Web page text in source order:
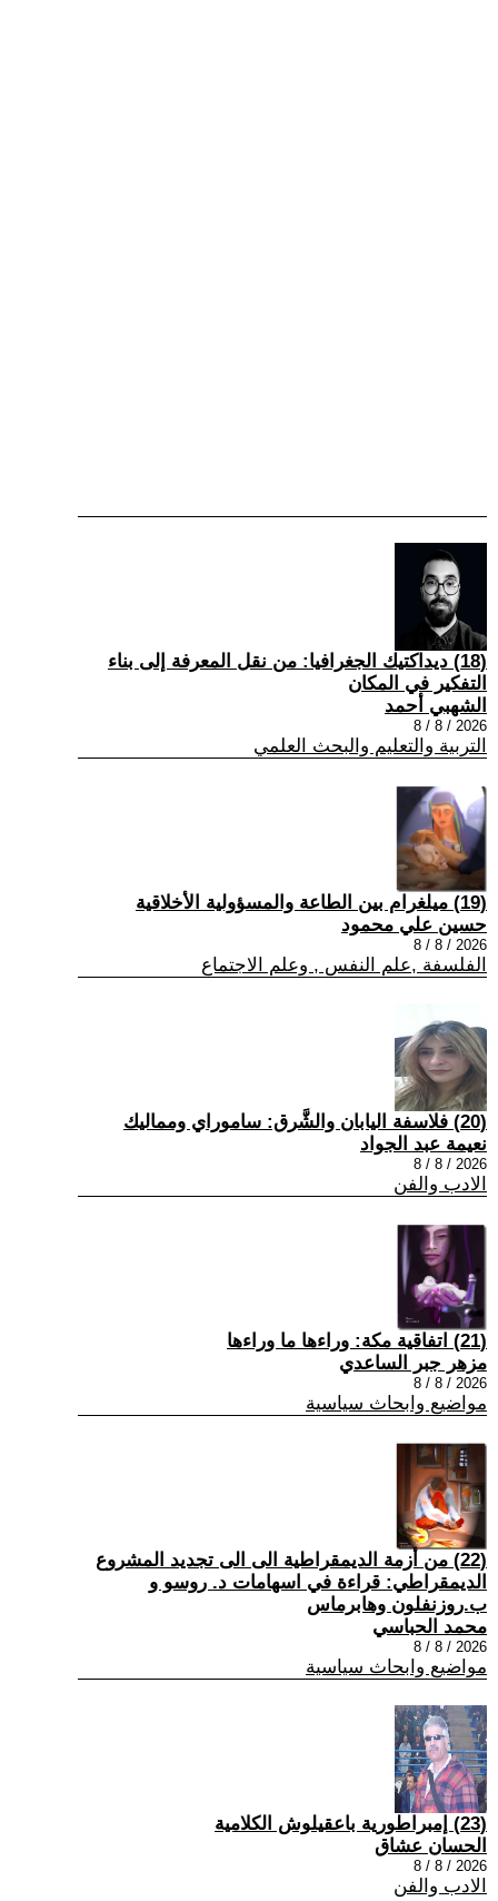
(18) ديداكتيك الجغرافيا: من نقل المعرفة إلى بناء
التفكير في المكان
الشهبي أحمد
2026 / 8 / 8
التربية والتعليم والبحث العلمي
(19) ميلغرام بين الطاعة والمسؤولية الأخلاقية
حسين علي محمود
2026 / 8 / 8
الفلسفة ,علم النفس , وعلم الاجتماع
(20) فلاسفة اليابان والشَّرق: ساموراي ومماليك
نعيمة عبد الجواد
2026 / 8 / 8
الادب والفن
(21) اتفاقية مكة: وراءها ما وراءها
مزهر جبر الساعدي
2026 / 8 / 8
مواضيع وابحاث سياسية
(22) من أزمة الديمقراطية الى الى تجديد المشروع
الديمقراطي: قراءة في اسهامات د. روسو و
ب.روزنفلون وهابرماس
محمد الحباسي
2026 / 8 / 8
مواضيع وابحاث سياسية
(23) إمبراطورية باعقيلوش الكلامية
الحسان عشاق
2026 / 8 / 8
الادب والفن